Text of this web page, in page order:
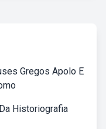
Gregos Apolo E
Historiografia